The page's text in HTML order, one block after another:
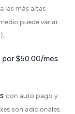
las más altas
puede variar.
$50.00/mes
con auto pago y
son adicionales.